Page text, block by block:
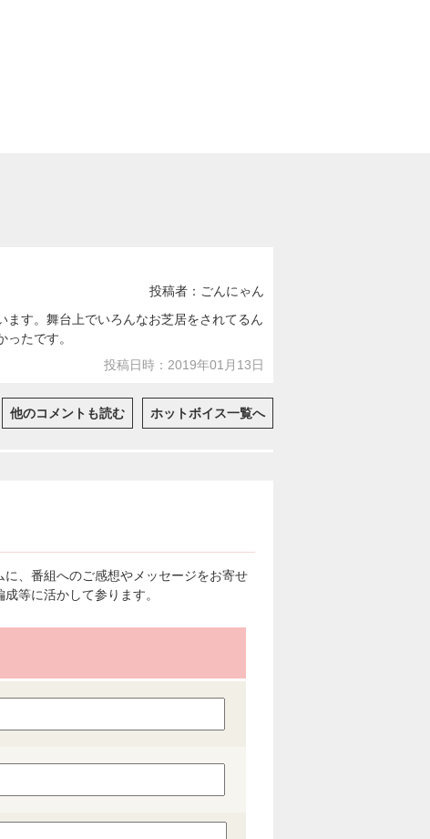
投稿者：ごんにゃん
す。舞台上でいろんなお芝居をされてるん
たです。
投稿日時：2019年01月13日
他のコメントも読む ホットボイス一覧へ
、番組へのご感想やメッセージをお寄せ
等に活かして参ります。